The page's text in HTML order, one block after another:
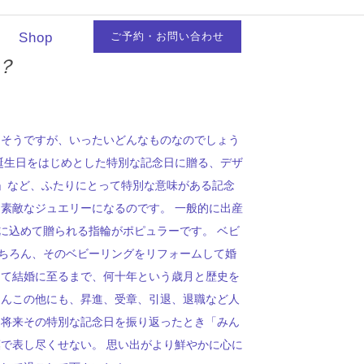
Shop ご予約・お問い合わせ
うですが、いったいどんなものなのでしょう
日をはじめとした特別な記念日に贈る、デザ
ど、ふたりにとって特別な意味がある記念
敵なジュエリーになるのです。 一般的に出産
込めて贈られる指輪がポピュラーです。 ベビ
ろん、そのベビーリングをリフォームして婚
結婚に至るまで、何十年という歳月と歴史を
この他にも、昇進、受章、引退、退職など人
来その特別な記念日を振り返ったとき「みん
表し尽くせない。 思い出がより鮮やかに心に